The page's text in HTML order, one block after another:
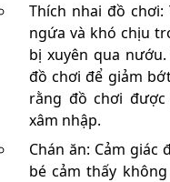
Thích nhai đồ
ngứa và khó chịu
bị xuyên qua
đồ chơi để giảm
rằng đồ chơi
xâm nhập.
Chán ăn: Cảm
bé cảm thấy